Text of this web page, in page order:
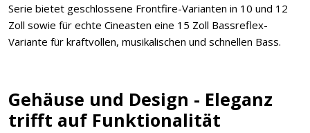
Serie bietet geschlossene Frontfire-Varianten in 10 und 12
Zoll sowie für echte Cineasten eine 15 Zoll Bassreflex-
Variante für kraftvollen, musikalischen und schnellen Bass.
Gehäuse und Design - Eleganz
trifft auf Funktionalität